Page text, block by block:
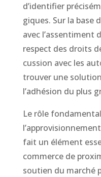
d’identifier
giques. Sur la base
avec l’assentiment
respect des droits
cussion avec les
trouver une
l’adhésion du plus
Le rôle
fait un élément
commerce de
soutien du marché